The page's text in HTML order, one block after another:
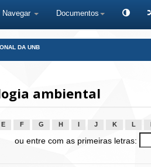
Navegar Documentos
DA UNB
ambiental
E F G H J K L
ou entre com as primeiras letras: